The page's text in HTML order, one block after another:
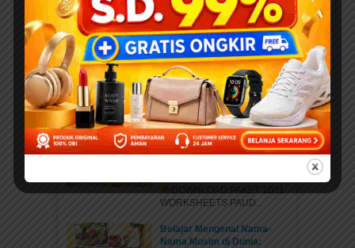
elibrary.id...
Kiko dan Firo: Petualangan
Si Burung Cendrawasih &
Mobil Pemadam yang
Pemberani
DOWNLOAD PAKET 1001
WORKSHEETS PAUD...
Kiko Si Penjaga Alam:
Petualangan Mengenal 6
WORKSHEETS PAUD...
Belajar Mengenal Nama-
Nama Musim di Dunia: